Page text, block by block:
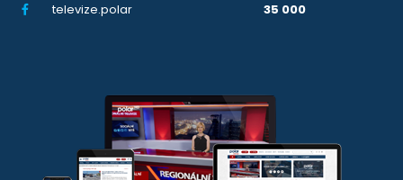
televize.polar
35 000